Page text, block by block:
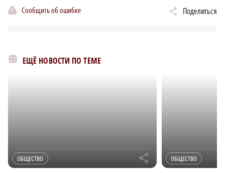
Сообщить об ошибке Поделиться
ЕЩЁ НОВОСТИ ПО ТЕМЕ
ОБЩЕСТВО r ОБЩЕСТВО